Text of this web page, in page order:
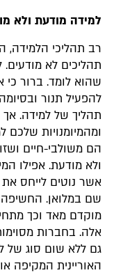
למידה מודעת ולא
רב תהליכי הלמידה,
תהליכים לא
שהוא לומד. ברור כי
להפעיל תנור
תהליך של למידה. אך
ומהמיומנויות
הם משולבי-חיים
ולא מודעת. אפילו
אשר נוטים לייחס
שם במלואן. החשיפה
מוקדם מאד וכך
אלה. בחברות
גם ללא שום סוג של
האוריינית המקיפה